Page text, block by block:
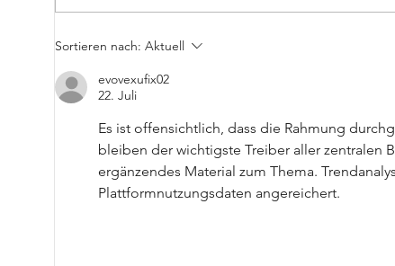
Gutscheine vom Literwirt
Sortieren nach: Aktuell
evovexufix02
22. Juli
Es ist offensichtlich, dass die Rahmung
bleiben der wichtigste Treiber aller zentralen
ergänzendes Material zum Thema.
Plattformnutzungsdaten angereichert.